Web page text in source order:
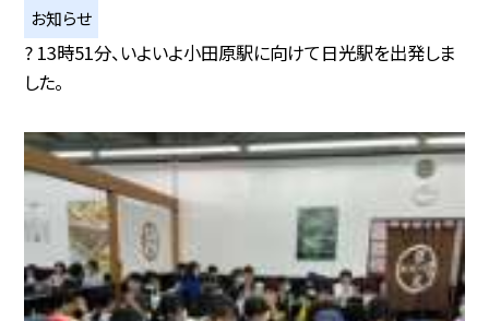
お知らせ
? 13時51分、いよいよ小田原駅に向けて日光駅を出発しま
した。